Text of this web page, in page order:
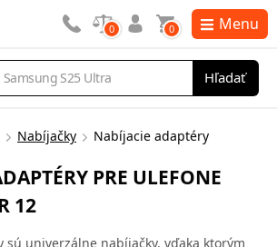
Hľadať
0 0 Menu
Nabíjačky Nabíjacie adaptéry
PRE ULEFONE
12
sú univerzálne nabíjačky, vďaka ktorým